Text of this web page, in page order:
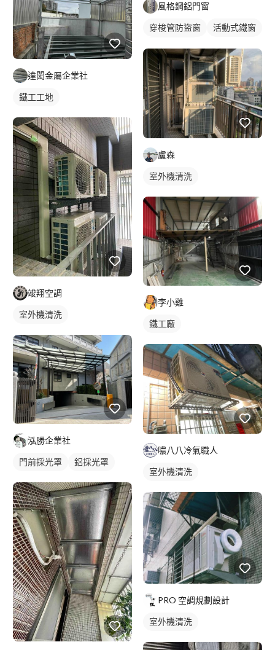
達閎金屬企業社
鐵工工地
竣翔空調
室外機清洗
泓勝企業社
門前採光罩 鋁採光罩
風格鋼鋁門窗
穿梭管防盜窗
活動式鐵窗
盧森
室外機清洗
李小雞
鐵工廠
噥八八冷氣職人
室外機清洗
PRO 空調規劃設計
室外機清洗